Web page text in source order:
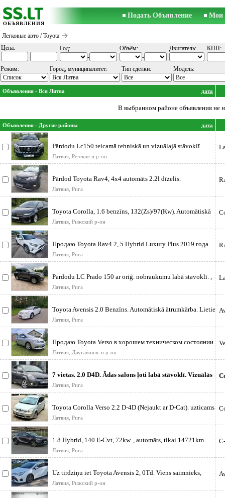
ОБЪЯВЛЕНИЯ
Подать Объявление Мои
Легковые авто / Toyota
Цена:
-
Год:
-
Объём:
-
Двигатель: КПП:
Режим: Город, муниципалитет: Тип сделки: Модель:
Объявления - Вся Литва дата
В выбранном районе объявления не
Объявления - Другие районы дата
Pārdodu Lc150 teicamā tehniskā un vizuālajā stāvoklī.
Jaudīgs apvidus auto,
Латвия, Резекне и р-он
Pārdod Toyota Rav4, 4x4 automāts 2.2l dīzelis.
110Kw/150Zs Savā gaitā atbra
Латвия, Рига
Toyota Corolla, 1.6 benzīns, 132(Zs)/97(Kw). Automātiskā
kārba. Carpla
Латвия, Рижский р-он
Продаю Toyota Rav4 2, 5 Hybrid Luxury Plus 2019 года
Автомобиль приобретал
Латвия, Рига
Pardodu LC Prado 150 ar oriģ. nobraukumu labā stavoklī. ,
jauna Ta, Mašina n
Латвия, Рига
Toyota Avensis 2.0 Benzīns. Automātiskā ātrumkārba. Lietie
diski ar labām vi
Латвия, Рига
Продаю Toyota Verso в хорошем техническом состоянии.
Свежий техосмотр на год
Латвия, Даугавпилс и р-он
7 vietas. 2.0 D4D. Ādas salons ļoti labā stāvoklī. Vizuālās
rūsas vispār nav
Латвия, Рига
Toyota Corolla Verso 2.2 D-4D (Nejaukt ar D-Cat). uzticams
7-vietīgs ģim
Латвия, Рига
1.8 Hybrid, 140 E-Cvt, 72kw. , automāts, tikai 14721km.
noskrējiens, Luxury
Латвия, Рига
Uz tirdziņu iet Toyota Avensis 2, 0Td. Viens saimnieks,
regulāri veiktas apk
Латвия, Рижский р-он